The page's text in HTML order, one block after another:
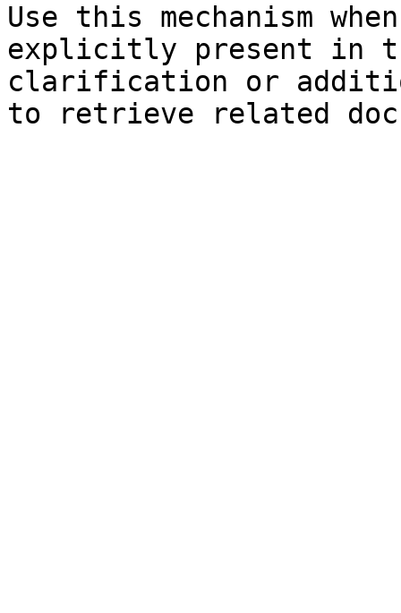
Use this mechanism
explicitly present in
clarification or